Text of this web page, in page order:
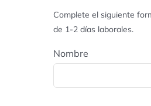
Complete el siguiente
de 1-2 días laborales.
Nombre